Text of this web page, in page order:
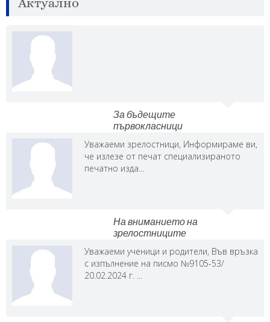
За бъдещите
първокласници
Уважаеми зрелостници, Информираме ви,
че излезе от печат специализираното
печатно изда...
На вниманието на
зрелостниците
Уважаеми ученици и родители, Във връзка
с изпълнение на писмо №9105-53/
20.02.2024 г. ...